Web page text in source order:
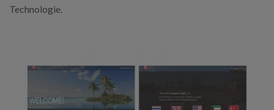
Technologie.